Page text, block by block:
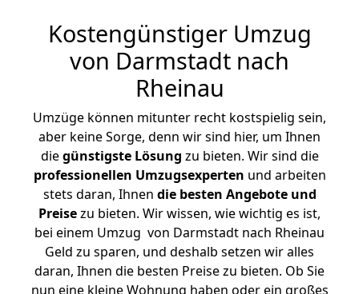
Kostengünstiger Umzug
von Darmstadt nach
Rheinau
Umzüge können mitunter recht kostspielig sein,
aber keine Sorge, denn wir sind hier, um Ihnen
diegünstigste Lösung zu bieten. Wir sind die
professionellen Umzugsexperten und arbeiten
stets daran, Ihnen die besten Angebote und
Preisezu bieten. Wir wissen, wie wichtig es ist,
bei einem Umzug von Darmstadt nach Rheinau
Geld zu sparen, und deshalb setzen wir alles
daran, Ihnen die besten Preise zu bieten. Ob Sie
nun eine kleine Wohnung haben oder ein großes